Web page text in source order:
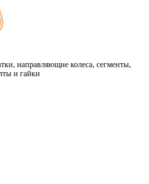
направляющие колеса, сегменты,
и гайки